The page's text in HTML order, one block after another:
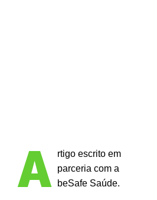
A
rtigo escrito em
parceria com a
beSafe Saúde.